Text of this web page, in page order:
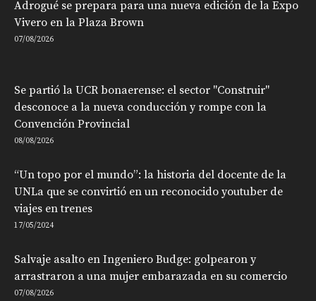
Adrogué se prepara para una nueva edición de la Expo
Vivero en la Plaza Brown
07/08/2026
Se partió la UCR bonaerense: el sector "Construir"
desconoce a la nueva conducción y rompe con la
Convención Provincial
08/08/2026
“Un topo por el mundo”: la historia del docente de la
UNLa que se convirtió en un reconocido youtuber de
viajes en trenes
17/05/2024
Salvaje asalto en Ingeniero Budge: golpearon y
arrastraron a una mujer embarazada en su comercio
07/08/2026